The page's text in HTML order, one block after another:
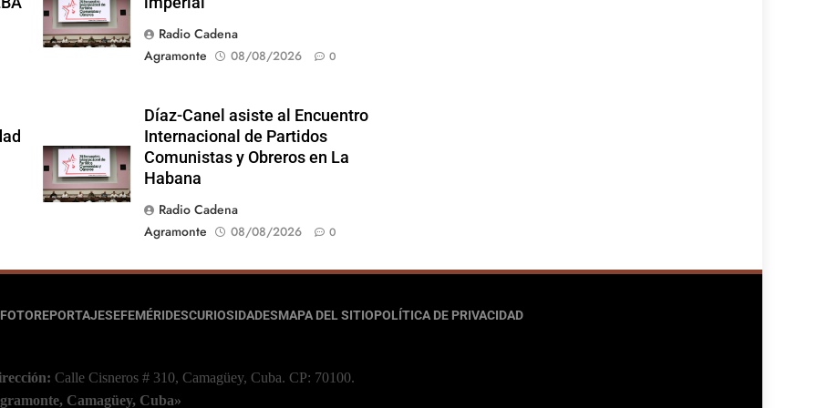
Radio Cadena
Agramonte
08/08/2026 0
Díaz-Canel asiste al Encuentro
Internacional de Partidos
Comunistas y Obreros en La
Habana
Radio Cadena
Agramonte
08/08/2026 0
FOTOREPORTAJESEFEMÉRIDESCURIOSIDADESMAPA DEL SITIOPOLÍTICA DE PRIVACIDAD
Calle Cisneros # 310, Camagüey, Cuba. CP: 70100.
Camagüey, Cuba»